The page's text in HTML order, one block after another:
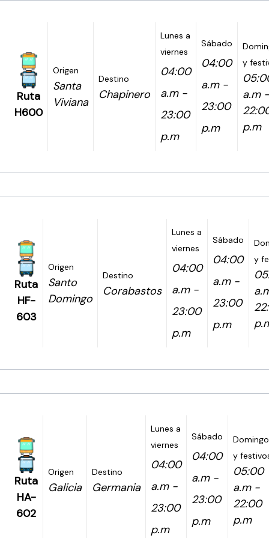
Ruta
H600
Origen
Santa
Viviana
Destino
Chapinero
Lunes a
viernes
04:00
a.m -
23:00
p.m
Sábado
04:00
a.m -
23:00
p.m
y
a.m -
p.m
Ruta
HF-
603
Origen
Santo
Domingo
Destino
Corabastos
Lunes a
viernes
04:00
a.m -
23:00
p.m
Sábado
04:00
a.m -
23:00
p.m
y
Ruta
HA-
602
Origen
Galicia
Destino
Germania
Lunes a
viernes
04:00
a.m -
23:00
p.m
Sábado
04:00
a.m -
23:00
p.m
y
05:00
a.m -
22:00
p.m